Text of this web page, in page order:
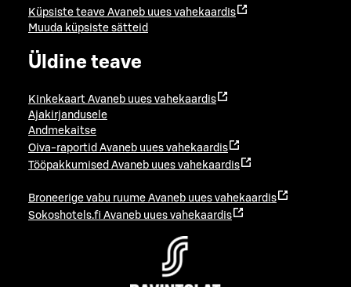
Küpsiste teave Avaneb uues vahekaardis
Muuda küpsiste sätteid
Üldine teave
Kinkekaart Avaneb uues vahekaardis
Ajakirjandusele
Andmekaitse
Oiva-raportid Avaneb uues vahekaardis
Tööpakkumised Avaneb uues vahekaardis
Broneerige vabu ruume Avaneb uues vahekaardis
Sokoshotels.fi Avaneb uues vahekaardis